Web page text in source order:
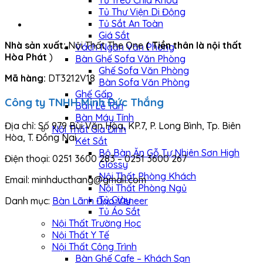
Tủ Thư Viện Di Động
Tủ Sắt An Toàn
Giá Sắt
Vách Ngăn Văn Phòng
Bàn Ghế Sofa Văn Phòng
Ghế Sofa Văn Phòng
Bàn Sofa Văn Phòng
Ghế Gấp
Bàn Lễ Tân
Bàn Máy Tính
Nội Thất Gia Đình
Két Sắt
Bộ Bàn Ăn Gỗ Tự Nhiên Sơn High
Glossy
Nội Thất Phòng Khách
Nội Thất Phòng Ngủ
Tủ Giày
Tủ Áo Sắt
Nội Thất Trường Học
Nội Thất Y Tế
Nội Thất Công Trình
Bàn Ghế Cafe – Khách Sạn
Nhà sản xuất:Nội Thất The One ( Tiền thân là nội thất
Hòa Phát )
Mã hàng: DT3212V18
Công ty TNHH Minh Đức Thắng
Địa chỉ: Số 979 Bùi Văn Hòa, KP.7, P. Long Bình, Tp. Biên
Hòa, T. Đồng Nai
Điện thoại: 0251 3600 283 – 0251 3600 267
Email: minhducthang@gmail.com
Danh mục: Bàn Lãnh Đạo Veneer